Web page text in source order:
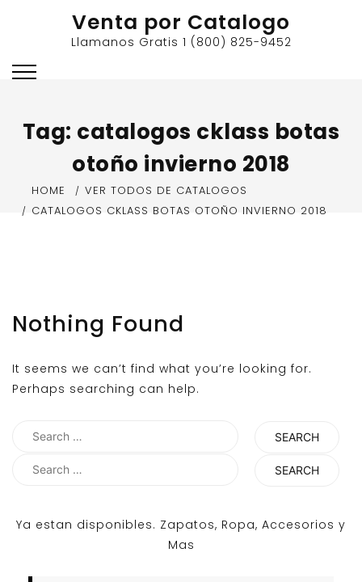
Venta por Catalogo
Llamanos Gratis 1 (800) 825-9452
Tag: catalogos cklass botas
otoño invierno 2018
HOME
VER TODOS DE CATALOGOS
CATALOGOS CKLASS BOTAS OTOÑO INVIERNO 2018
Nothing Found
It seems we can’t find what you’re looking for.
Perhaps searching can help.
Search
Search
Ya estan disponibles. Zapatos, Ropa, Accesorios y
Mas